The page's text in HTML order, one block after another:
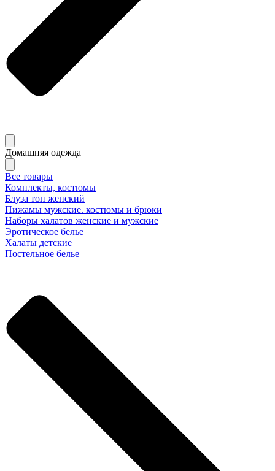
Домашняя одежда
Все товары
Комплекты, костюмы
Блуза топ женский
Пижамы мужские. костюмы и брюки
Наборы халатов женские и мужские
Эротическое белье
Халаты детские
Постельное белье